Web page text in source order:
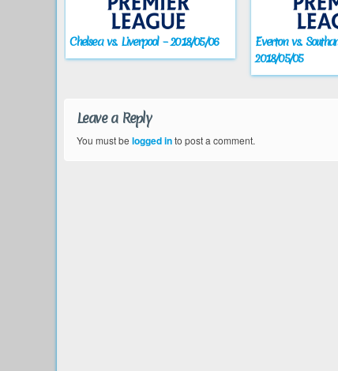
Chelsea vs. Liverpool – 2018/05/06
Everton vs.
2018/05/05
Leave a Reply
You must be logged into post a comment.